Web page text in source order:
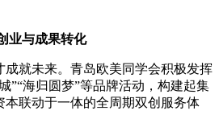
业与成果转化
就未来。青岛欧美同学会积极发挥
”“海归圆梦”等品牌活动，构建起集
本联动于一体的全周期双创服务体